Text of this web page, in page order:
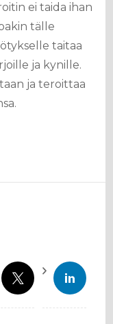
ei taida ihan
tälle
taitaa
ja kynille.
ja teroittaa